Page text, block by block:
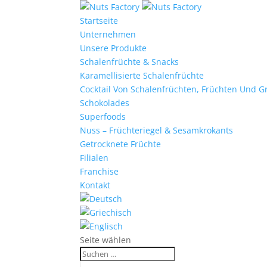
Startseite
Unternehmen
Unsere Produkte
Schalenfrüchte & Snacks
Karamellisierte Schalenfrüchte
Cocktail Von Schalenfrüchten, Früchten Und
Schokolades
Superfoods
Nuss – Früchteriegel & Sesamkrokants
Getrocknete Früchte
Filialen
Franchise
Kontakt
Seite wählen